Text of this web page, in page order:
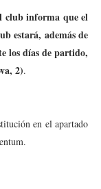
club informa que el
estará, además de
los días de partido,
2).
en el apartado